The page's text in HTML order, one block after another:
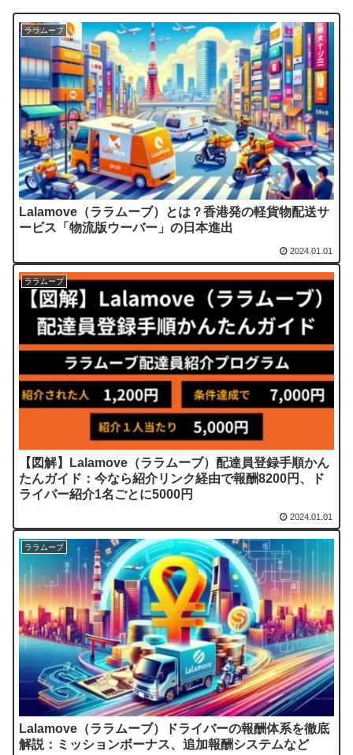
ララムーブ
Lalamove（ララムーブ）とは？香港発の軽貨物配送サ
ービス「物流版ウーバー」の日本進出
2024.01.01
ララムーブ
【図解】Lalamove（ララムーブ）配達員登録手順かん
たんガイド：今なら紹介リンク経由で報酬8200円、ド
ライバー紹介1名ごとに5000円
2024.01.01
ララムーブ
Lalamove（ララムーブ）ドライバーの報酬体系を徹底
解説：ミッションボーナス、追加報酬システムなど